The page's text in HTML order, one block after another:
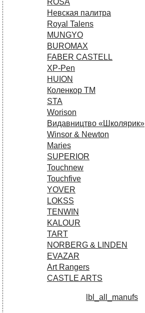
ROSA
Невская палитра
Royal Talens
MUNGYO
BUROMAX
FABER CASTELL
XP-Pen
HUION
Коленкор ТМ
STA
Worison
Видавництво «Школярик»
Winsor & Newton
Maries
SUPERIOR
Touchnew
Touchfive
YOVER
LOKSS
TENWIN
KALOUR
TART
NORBERG & LINDEN
EVAZAR
Art Rangers
CASTLE ARTS
lbl_all_manufs